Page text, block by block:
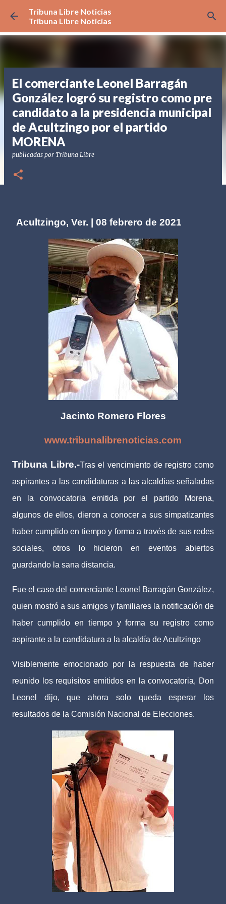
Ir al contenido principal
Tribuna Libre Noticias
Tribuna Libre Noticias
El comerciante Leonel Barragán
González logró su registro como pre
candidato a la presidencia municipal
de Acultzingo por el partido
MORENA
publicadas por Tribuna Libre
Acultzingo, Ver. | 08 febrero de 2021
Jacinto Romero Flores
www.tribunalibrenoticias.com
Tribuna Libre.-Tras el vencimiento de registro como
aspirantes a las candidaturas a las alcaldías señaladas
en la convocatoria emitida por el partido Morena,
algunos de ellos, dieron a conocer a sus simpatizantes
haber cumplido en tiempo y forma a través de sus redes
sociales, otros lo hicieron en eventos abiertos
guardando la sana distancia.
Fue el caso del comerciante Leonel Barragán González,
quien mostró a sus amigos y familiares la notificación de
haber cumplido en tiempo y forma su registro como
aspirante a la candidatura a la alcaldía de Acultzingo
Visiblemente emocionado por la respuesta de haber
reunido los requisitos emitidos en la convocatoria, Don
Leonel dijo, que ahora solo queda esperar los
resultados de la Comisión Nacional de Elecciones.